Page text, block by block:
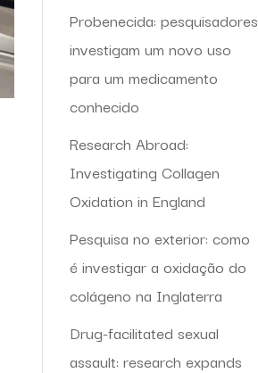
Probenecida: pesquisadores
investigam um novo uso
para um medicamento
conhecido
Research Abroad:
Investigating Collagen
Oxidation in England
Pesquisa no exterior: como
é investigar a oxidação do
colágeno na Inglaterra
Drug-facilitated sexual
assault: research expands